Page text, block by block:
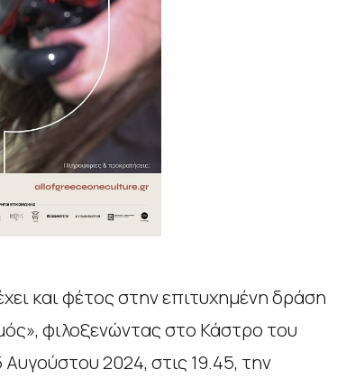
και φέτος στην επιτυχημένη δράση
φιλοξενώντας στο Κάστρο του
2024, στις 19.45, την